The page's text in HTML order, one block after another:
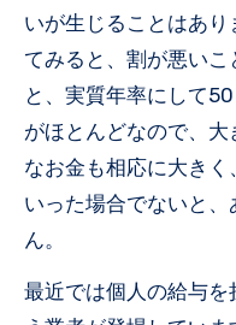
いが生じることはあり
てみると、割が悪い
と、実質年率にして
がほとんどなので、
なお金も相応に大き
いった場合でないと
ん。
最近では個人の給与